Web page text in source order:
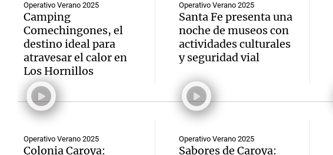
Operativo Verano 2025
Camping
Comechingones, el
destino ideal para
atravesar el calor en
Los Hornillos
Operativo Verano 2025
Santa Fe presenta una
noche de museos con
actividades culturales
y seguridad vial
Operativo Verano 2025
Colonia Caroya:
Operativo Verano 2025
Sabores de Caroya:
Notas
Editorial Mundial 2026 La Sole en Cadena 3